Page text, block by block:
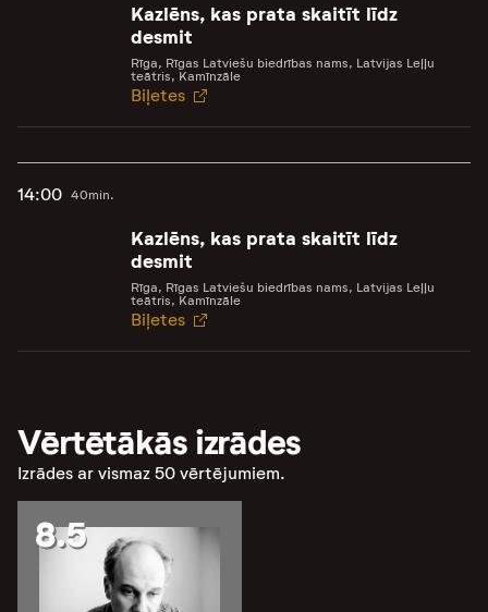
Kazlēns, kas prata skaitīt līdz
desmit
Rīga, Rīgas Latviešu biedrības nams, Latvijas Leļļu
teātris, Kamīnzāle
Biļetes
14:00 40min.
Kazlēns, kas prata skaitīt līdz
desmit
Rīga, Rīgas Latviešu biedrības nams, Latvijas Leļļu
teātris, Kamīnzāle
Biļetes
Vērtētākās izrādes
Izrādes ar vismaz 50 vērtējumiem.
8.5